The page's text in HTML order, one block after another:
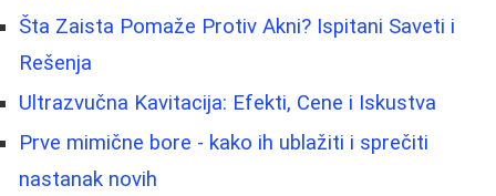
Šta Zaista Pomaže Protiv Akni? Ispitani Saveti i
Rešenja
Ultrazvučna Kavitacija: Efekti, Cene i Iskustva
Prve mimične bore - kako ih ublažiti i sprečiti
nastanak novih